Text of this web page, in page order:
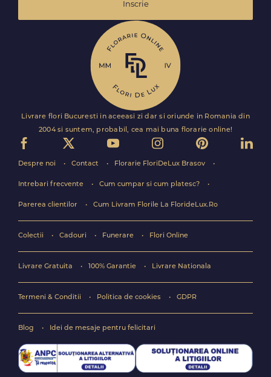
Inscrie
Livrare flori Bucuresti in aceeasi zi dar si oriunde in Romania din
2004 si suntem, probabil, cea mai buna florarie online!
Despre noi Contact Florarie FloriDeLux Brasov
Intrebari frecvente Cum cumpar si cum platesc?
Parerea clientilor Cum Livram Florile La FlorideLux.Ro
Colectii Cadouri Funerare Flori Online
Livrare Gratuita 100% Garantie Livrare Nationala
Termeni & Conditii Politica de cookies GDPR
Blog Idei de mesaje pentru felicitari